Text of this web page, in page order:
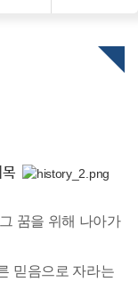
꿈을 위해 나아가
믿음으로 자라는